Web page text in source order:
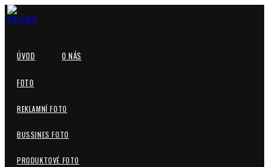
ÚVOD O NÁS
FOTO
REKLAMNÍ FOTO
BUSSINES FOTO
PRODUKTOVÉ FOTO